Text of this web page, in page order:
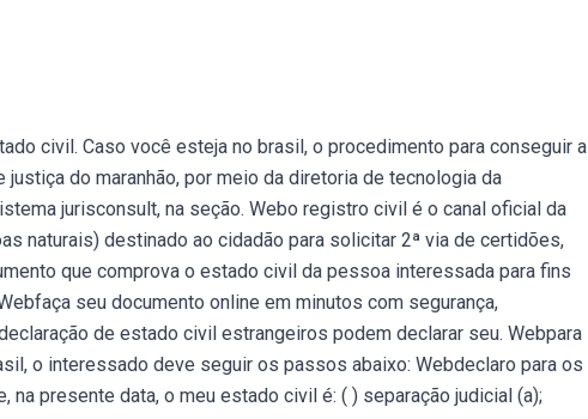
civil. Caso você esteja no brasil, o procedimento para conseguir a
do maranhão, por meio da diretoria de tecnologia da
jurisconsult, na seção. Webo registro civil é o canal oficial da
naturais) destinado ao cidadão para solicitar 2ª via de certidões,
que comprova o estado civil da pessoa interessada para fins
seu documento online em minutos com segurança,
de estado civil estrangeiros podem declarar seu. Webpara
o interessado deve seguir os passos abaixo: Webdeclaro para os
presente data, o meu estado civil é: ( ) separação judicial (a);